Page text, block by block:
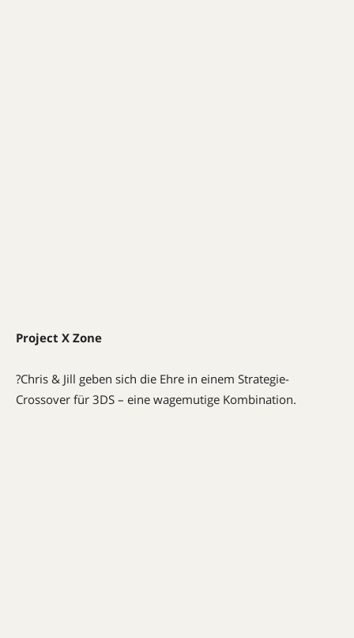
Project X Zone
?Chris & Jill geben sich die Ehre in einem Strategie-
Crossover für 3DS – eine wagemutige Kombination.